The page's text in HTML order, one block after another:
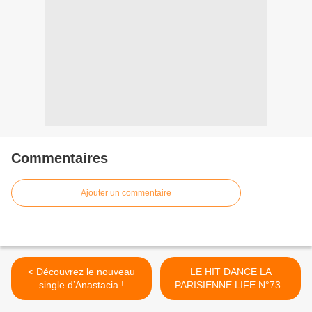
Commentaires
Ajouter un commentaire
< Découvrez le nouveau
single d’Anastacia !
LE HIT DANCE LA
PARISIENNE LIFE N°73 -
04 AOUT 2017 >